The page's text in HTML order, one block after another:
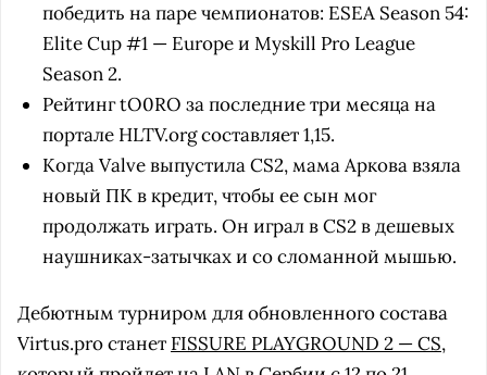
победить на паре чемпионатов: ESEA Season 54:
Elite Cup #1 — Europe и Myskill Pro League
Season 2.
Рейтинг tO0RO за последние три месяца на
портале HLTV.org составляет 1,15.
Когда Valve выпустила CS2, мама Аркова взяла
новый ПК в кредит, чтобы ее сын мог
продолжать играть. Он играл в CS2 в дешевых
наушниках-затычках и со сломанной мышью.
Дебютным турниром для обновленного состава
Virtus.pro станет FISSURE PLAYGROUND 2 — CS,